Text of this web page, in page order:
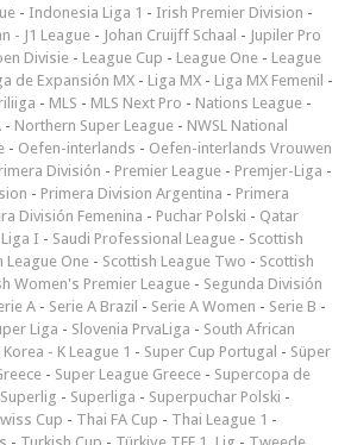
- Indonesia Liga 1 - Irish Premier Division -
- J1 League - Johan Cruijff Schaal - Jupiler Pro
Divisie - League Cup - League One - League
de Expansión MX - Liga MX - Liga MX Femenil -
- MLS - MLS Next Pro - Nations League -
- Northern Super League - NWSL National
- Oefen-interlands - Oefen-interlands Vrouwen
División - Premier League - Premjer-Liga -
- Primera Division Argentina - Primera
División Femenina - Puchar Polski - Qatar
I - Saudi Professional League - Scottish
League One - Scottish League Two - Scottish
Women's Premier League - Segunda División
A - Serie A Brazil - Serie A Women - Serie B -
Liga - Slovenia PrvaLiga - South African
Korea - K League 1 - Super Cup Portugal - Süper
- Super League Greece - Supercopa de
Superlig - Superliga - Superpuchar Polski -
Cup - Thai FA Cup - Thai League 1 -